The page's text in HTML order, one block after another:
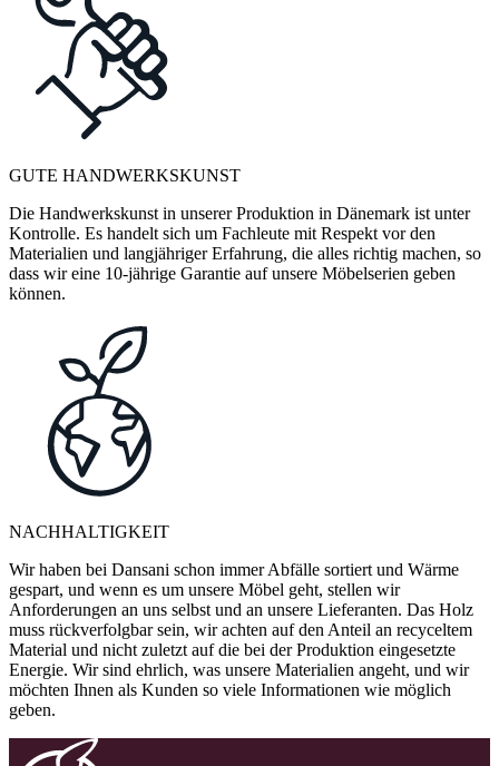
GUTE HANDWERKSKUNST
Die Handwerkskunst in unserer Produktion in Dänemark ist unter
Kontrolle. Es handelt sich um Fachleute mit Respekt vor den
Materialien und langjähriger Erfahrung, die alles richtig machen, so
dass wir eine 10-jährige Garantie auf unsere Möbelserien geben
können.
NACHHALTIGKEIT
Wir haben bei Dansani schon immer Abfälle sortiert und Wärme
gespart, und wenn es um unsere Möbel geht, stellen wir
Anforderungen an uns selbst und an unsere Lieferanten. Das Holz
muss rückverfolgbar sein, wir achten auf den Anteil an recyceltem
Material und nicht zuletzt auf die bei der Produktion eingesetzte
Energie. Wir sind ehrlich, was unsere Materialien angeht, und wir
möchten Ihnen als Kunden so viele Informationen wie möglich
geben.